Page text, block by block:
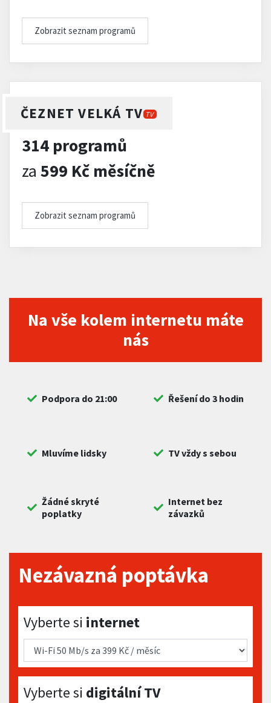
Zobrazit seznam programů
ČEZNET VELKÁ TV TV
314 programů
za 599 Kč měsíčně
Zobrazit seznam programů
Na vše kolem internetu máte
nás
Podpora do 21:00 Řešení do 3 hodin
Mluvíme lidsky TV vždy s sebou
Žádné skryté
poplatky
Internet bez
závazků
Nezávazná poptávka
Vyberte si internet
Vyberte si internet
Vyberte si digitální TV
Vyberte si digitální TV